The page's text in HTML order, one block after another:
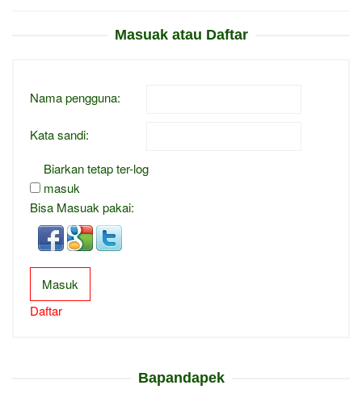
Masuak atau Daftar
Nama pengguna:
Kata sandi:
Biarkan tetap ter-log
masuk
Bisa Masuak pakai:
Masuk
Daftar
Bapandapek